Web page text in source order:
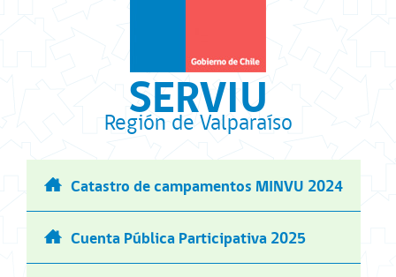
SERVIU
Región de Valparaíso
Catastro de campamentos MINVU 2024
Cuenta Pública Participativa 2025